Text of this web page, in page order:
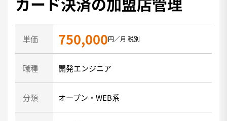
単価 750,000円／月 税別
職種 開発エンジニア
分類 オープン・WEB系